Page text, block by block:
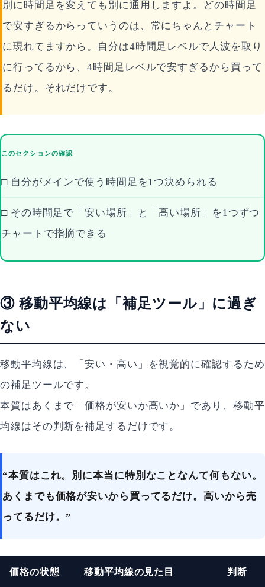
別に時間足を変えても別に通用しますよ。どの時間足
で安すぎるからっていうのは、常にちゃんとチャート
に現れてますから。自分は4時間足レベルで人波を取り
に行ってるから、4時間足レベルで安すぎるから買って
るだけ。それだけです。
このセクションの確認
□ 自分がメインで使う時間足を1つ決められる
□ その時間足で「安い場所」と「高い場所」を1つずつ
チャートで指摘できる
③ 移動平均線は「補足ツール」に過ぎ
ない
移動平均線は、「安い・高い」を視覚的に確認するため
の補足ツールです。
本質はあくまで「価格が安いか高いか」であり、移動平
均線はその判断を補足するだけです。
“本質はこれ。別に本当に特別なことなんて何もない。
あくまでも価格が安いから買ってるだけ。高いから売
ってるだけ。”
価格の状態 移動平均線の見た目 判断